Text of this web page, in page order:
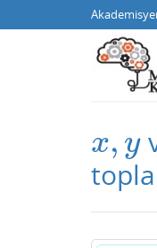
x, y
x,y